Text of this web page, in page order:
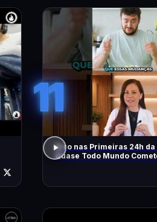
11
Erro nas Primeiras 24h da
Quase Todo Mundo